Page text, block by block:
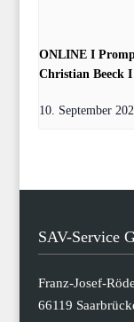
ONLINE I
Christian Beeck
10. September
SAV-Service
Franz-Josef-
66119